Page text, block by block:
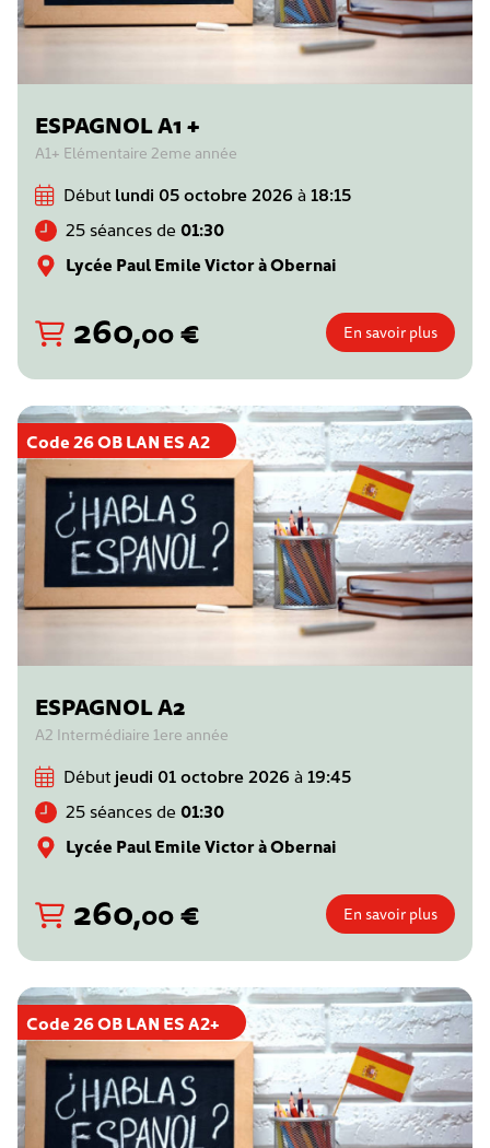
ESPAGNOL A1 +
A1+ Elémentaire 2eme année
Début lundi 05 octobre 2026 à 18:15
25 séances de 01:30
Lycée Paul Emile Victor à Obernai
260,00€ En savoir plus
Code 26 OB LAN ES A2
ESPAGNOL A2
A2 Intermédiaire 1ere année
Début jeudi 01 octobre 2026 à 19:45
25 séances de 01:30
Lycée Paul Emile Victor à Obernai
260,00€ En savoir plus
Code 26 OB LAN ES A2+